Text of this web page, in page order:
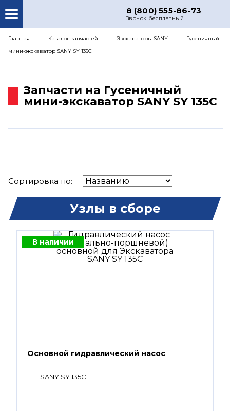
8 (800) 555-86-73
Звонок бесплатный
О НАС
КАТАЛОГ ЗАПЧАСТЕЙ
ДОСТАВКА
Главная Каталог запчастей Экскаваторы SANY
Гусеничный
мини-экскаватор SANY SY 135C
Запчасти на Гусеничный
мини-экскаватор SANY SY 135C
Сортировка по:
Узлы в сборе
В наличии
Основной гидравлический насос
SANY SY 135C